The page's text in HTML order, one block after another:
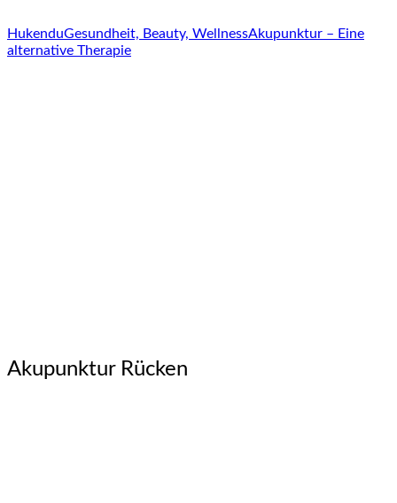
HukenduGesundheit, Beauty, WellnessAkupunktur – Eine
alternative Therapie
Akupunktur Rücken